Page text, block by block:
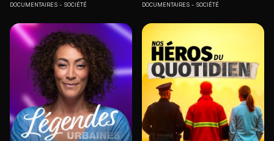
DOCUMENTAIRES SOCIÉTÉ DOCUMENTAIRES SOCIÉTÉ